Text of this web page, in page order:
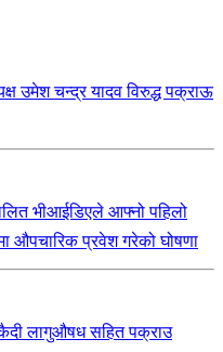
उमेश चन्द्र यादव विरुद्ध पक्राऊ
भीआईडिएले आफ्नो पहिलो
औपचारिक प्रवेश गरेको घोषणा
लागुऔषध सहित पक्राउ